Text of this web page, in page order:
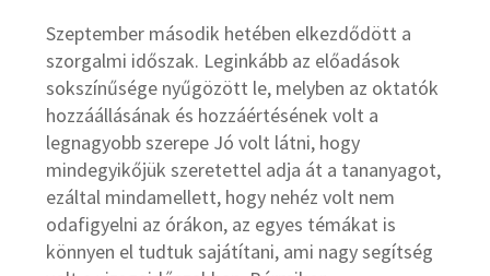
Szeptember második hetében elkezdődött a
szorgalmi időszak. Leginkább az előadások
sokszínűsége nyűgözött le, melyben az oktatók
hozzáállásának és hozzáértésének volt a
legnagyobb szerepe Jó volt látni, hogy
mindegyikőjük szeretettel adja át a tananyagot,
ezáltal mindamellett, hogy nehéz volt nem
odafigyelni az órákon, az egyes témákat is
könnyen el tudtuk sajátítani, ami nagy segítség